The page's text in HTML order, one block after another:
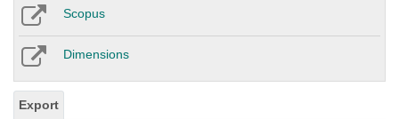
Scopus
Dimensions
Export